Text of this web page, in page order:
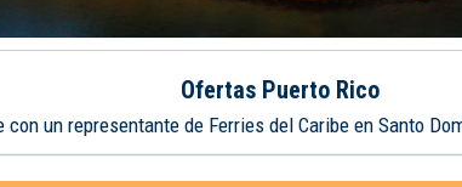
Ofertas Puerto Rico
un representante de Ferries del Caribe en Santo